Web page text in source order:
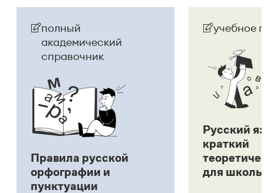
полный
академический
справочник
Правила русской
орфографии и
пунктуации
учебное
Русский
краткий
для